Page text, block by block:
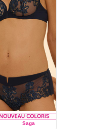
à armatures décolleté
plongeant,
soutien-gorge
soutien-gorge
, body,
Saga